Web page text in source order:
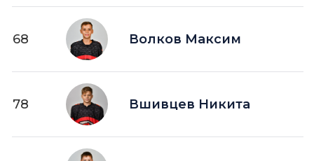
68 Волков Максим
78 Вшивцев Никита